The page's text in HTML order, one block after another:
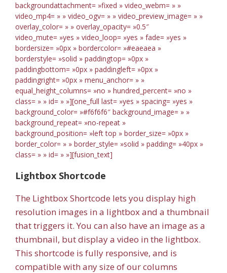
backgroundattachment= »fixed » video_webm= » »
video_mp4= » » video_ogv= » » video_preview_image= » »
overlay_color= » » overlay_opacity= »0.5″
video_mute= »yes » video_loop= »yes » fade= »yes »
bordersize= »0px » bordercolor= »#eaeaea »
borderstyle= »solid » paddingtop= »0px »
paddingbottom= »0px » paddingleft= »0px »
paddingright= »0px » menu_anchor= » »
equal_height_columns= »no » hundred_percent= »no »
class= » » id= » »][one_full last= »yes » spacing= »yes »
background_color= »#f6f6f6″ background_image= » »
background_repeat= »no-repeat »
background_position= »left top » border_size= »0px »
border_color= » » border_style= »solid » padding= »40px »
class= » » id= » »][fusion_text]
Lightbox Shortcode
The Lightbox Shortcode lets you display high
resolution images in a lightbox and a thumbnail
that triggers it. You can also have an image as a
thumbnail, but display a video in the lightbox.
This shortcode is fully responsive, and is
compatible with any size of our columns